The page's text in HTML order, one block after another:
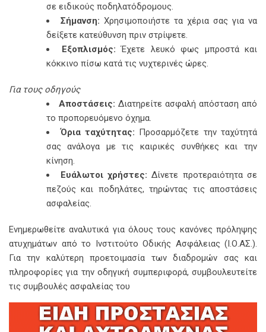
σε ειδικούς ποδηλατόδρομους.
Σήμανση: Χρησιμοποιήστε τα χέρια σας για να
δείξετε κατεύθυνση πριν στρίψετε.
Εξοπλισμός: Έχετε λευκό φως μπροστά και
κόκκινο πίσω κατά τις νυχτερινές ώρες.
Για τους οδηγούς
Αποστάσεις: Διατηρείτε ασφαλή απόσταση από
το προπορευόμενο όχημα.
Όρια ταχύτητας: Προσαρμόζετε την ταχύτητά
σας ανάλογα με τις καιρικές συνθήκες και την
κίνηση.
Ευάλωτοι χρήστες: Δίνετε προτεραιότητα σε
πεζούς και ποδηλάτες, τηρώντας τις αποστάσεις
ασφαλείας.
Ενημερωθείτε αναλυτικά για όλους τους κανόνες πρόληψης
ατυχημάτων από το Ινστιτούτο Οδικής Ασφάλειας (Ι.Ο.ΑΣ.).
Για την καλύτερη προετοιμασία των διαδρομών σας και
πληροφορίες για την οδηγική συμπεριφορά, συμβουλευτείτε
τις συμβουλές ασφαλείας του